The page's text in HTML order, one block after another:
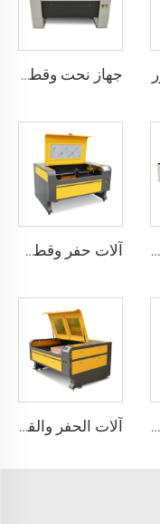
جهاز نحت وقطع بالليزر 9060
آلات الحفر والقطع بالليزر 1325 آلات حفر وقطع بالليزر 1080
آلات الحفر والقطع بالليزر 1390 آلات الحفر والقطع بالليزر 1310